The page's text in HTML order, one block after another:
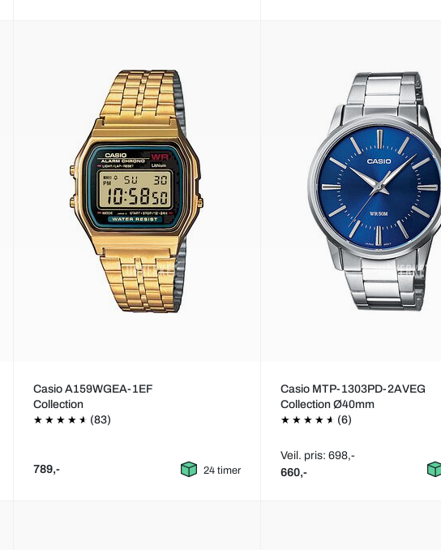
Casio A159WGEA-1EF
Collection
(83)
789,- 24 timer
Casio MTP-1303PD-2AVEG
Collection Ø40mm
(6)
Veil. pris: 698,-
660,-